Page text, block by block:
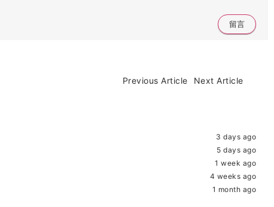
Previous Article Next Article
3 days ago
5 days ago
1 week ago
4 weeks ago
1 month ago